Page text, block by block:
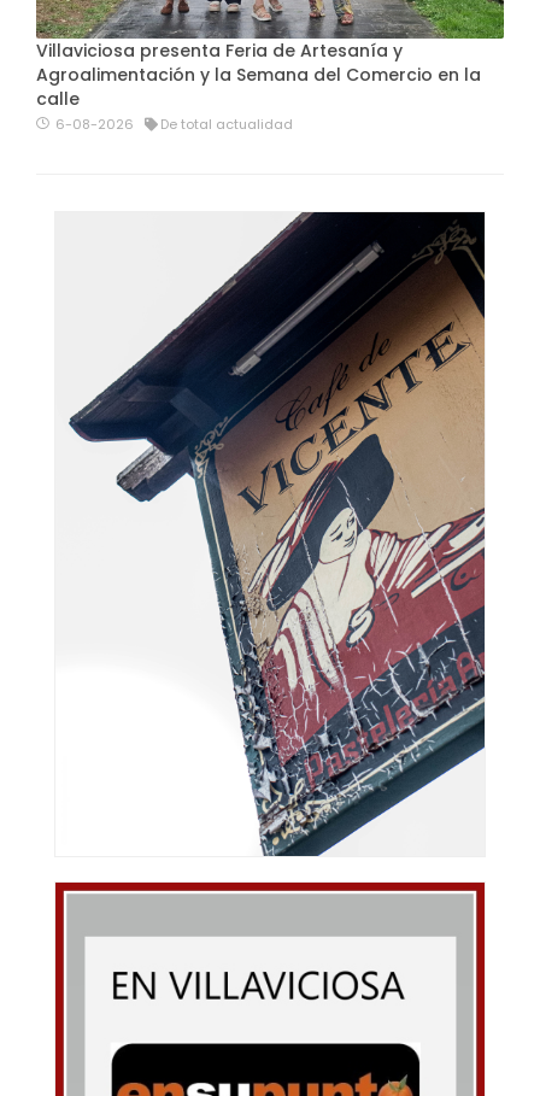
Villaviciosa presenta Feria de Artesanía y
Agroalimentación y la Semana del Comercio en la
calle
6-08-2026 De total actualidad